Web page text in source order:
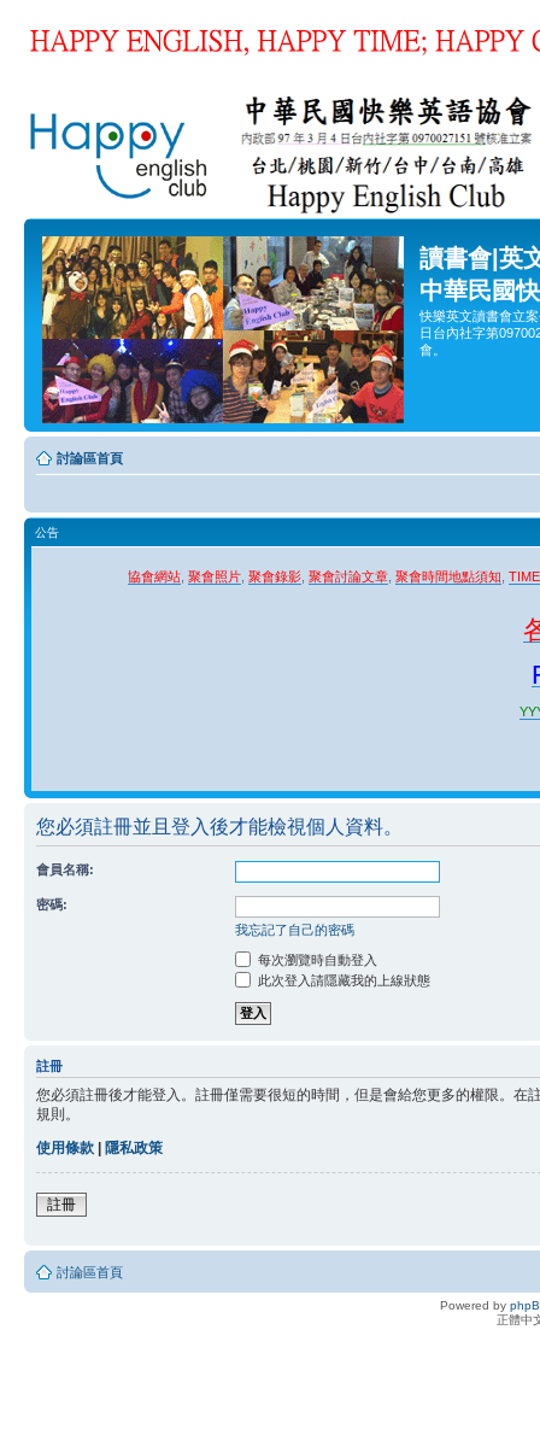
讀書會|英
中華民國
快樂英文讀書會立
日台內社字第
會。
討論區首頁
公告
協會網站 聚會照片 聚會錄影 聚會討論文章 聚會時間地點須知
您必須註冊並且登入後才能檢視個人資料。
會員名稱:
密碼:
我忘記了自己的密碼
每次瀏覽時自動登入
此次登入請隱藏我的上線狀態
註冊
您必須註冊後才能登入。註冊僅需要很短的時間，但是會給您更多的權限。
規則。
使用條款 | 隱私政策
註冊
討論區首頁
Powered by
正體中